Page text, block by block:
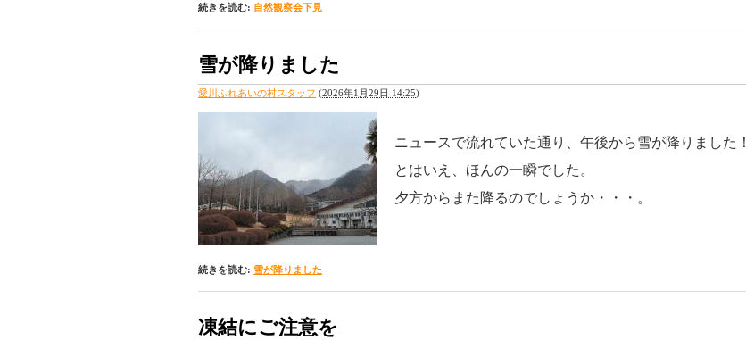
続きを読む: 自然観察会下見
雪が降りました
愛川ふれあいの村スタッフ (2026年1月29日 14:25)
ニュースで流れていた通り、午後から雪が降りました！
とはいえ、ほんの一瞬でした。
夕方からまた降るのでしょうか・・・。
続きを読む: 雪が降りました
凍結にご注意を